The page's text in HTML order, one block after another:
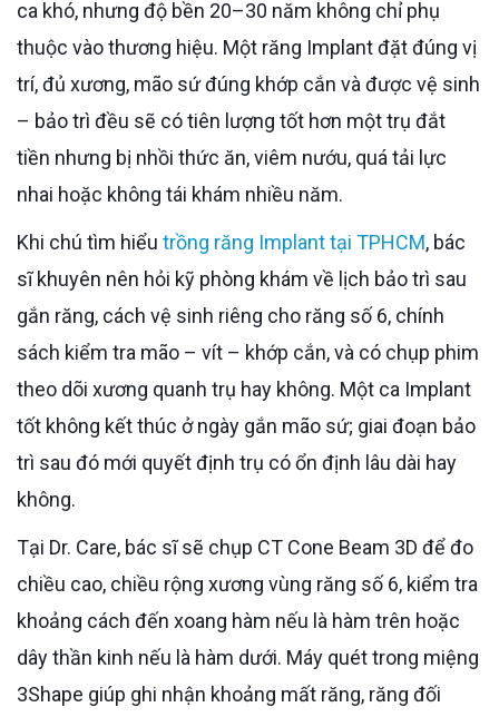
ca khó, nhưng độ bền 20–30 năm không chỉ phụ
thuộc vào thương hiệu. Một răng Implant đặt đúng vị
trí, đủ xương, mão sứ đúng khớp cắn và được vệ sinh
– bảo trì đều sẽ có tiên lượng tốt hơn một trụ đắt
tiền nhưng bị nhồi thức ăn, viêm nướu, quá tải lực
nhai hoặc không tái khám nhiều năm.
Khi chú tìm hiểu trồng răng Implant tại TPHCM, bác
sĩ khuyên nên hỏi kỹ phòng khám về lịch bảo trì sau
gắn răng, cách vệ sinh riêng cho răng số 6, chính
sách kiểm tra mão – vít – khớp cắn, và có chụp phim
theo dõi xương quanh trụ hay không. Một ca Implant
tốt không kết thúc ở ngày gắn mão sứ; giai đoạn bảo
trì sau đó mới quyết định trụ có ổn định lâu dài hay
không.
Tại Dr. Care, bác sĩ sẽ chụp CT Cone Beam 3D để đo
chiều cao, chiều rộng xương vùng răng số 6, kiểm tra
khoảng cách đến xoang hàm nếu là hàm trên hoặc
dây thần kinh nếu là hàm dưới. Máy quét trong miệng
3Shape giúp ghi nhận khoảng mất răng, răng đối